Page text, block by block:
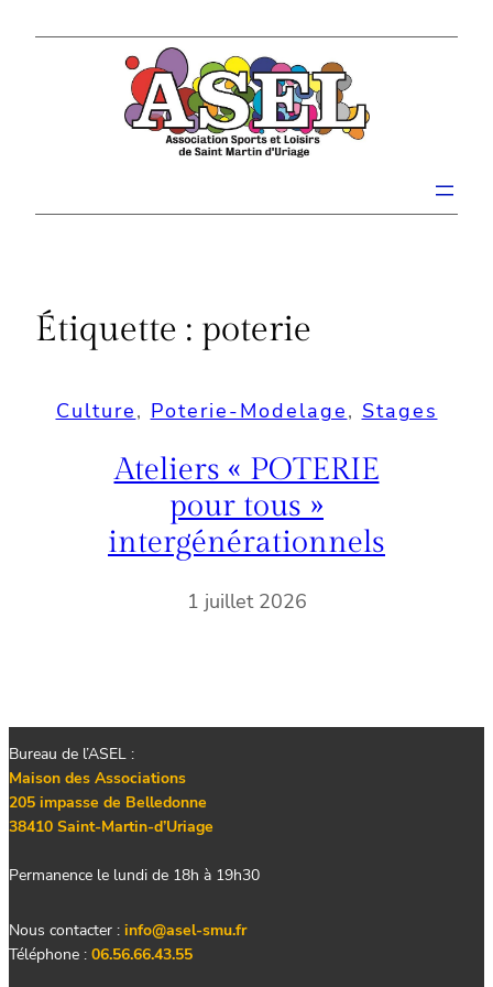
Étiquette : poterie
Culture, Poterie-Modelage, Stages
Ateliers « POTERIE
pour tous »
intergénérationnels
1 juillet 2026
Bureau de l’ASEL :
Maison des Associations
205 impasse de Belledonne
38410 Saint-Martin-d’Uriage
Permanence le lundi de 18h à 19h30
Nous contacter : info@asel-smu.fr
Téléphone : 06.56.66.43.55